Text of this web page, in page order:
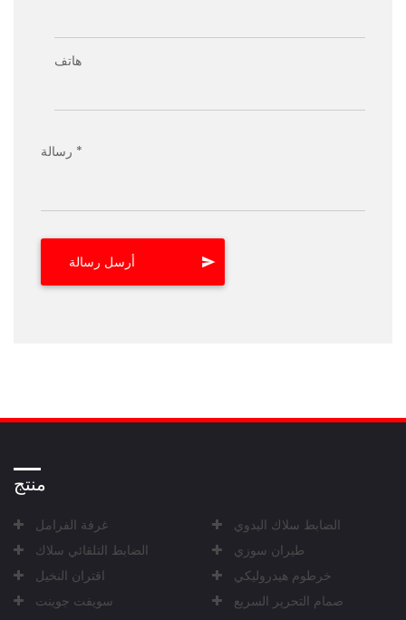
هاتف
رسالة *
منتج
غرفة الفرامل
الضابط سلاك اليدوي
الضابط التلقائي سلاك
طيران سوزي
اقتران النخيل
خرطوم هيدروليكي
سويفت جوينت
صمام التحرير السريع